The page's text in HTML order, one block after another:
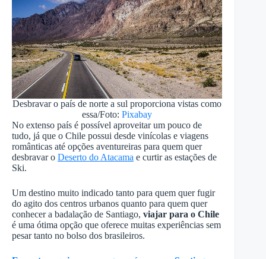
Desbravar o país de norte a sul proporciona vistas como
essa/Foto:Pixabay
No extenso país é possível aproveitar um pouco de
tudo, já que o Chile possui desde vinícolas e viagens
românticas até opções aventureiras para quem quer
desbravar o Deserto do Atacama e curtir as estações de
Ski.
Um destino muito indicado tanto para quem quer fugir
do agito dos centros urbanos quanto para quem quer
conhecer a badalação de Santiago, viajar para o Chile
é uma ótima opção que oferece muitas experiências sem
pesar tanto no bolso dos brasileiros.